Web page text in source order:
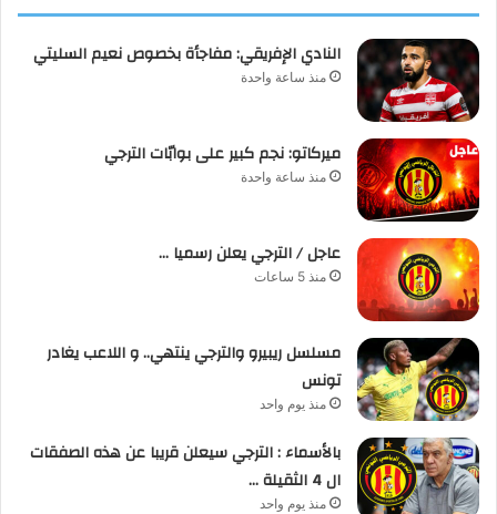
النادي الإفريقي: مفاجأة بخصوص نعيم السليتي
منذ ساعة واحدة
ميركاتو: نجم كبير على بوابّات الترجي
منذ ساعة واحدة
عاجل / الترجي يعلن رسميا …
منذ 5 ساعات
مسلسل ريبيرو والترجي ينتهي.. و اللاعب يغادر
تونس
منذ يوم واحد
بالأسماء : الترجي سيعلن قريبا عن هذه الصفقات
ال 4 الثقيلة …
منذ يوم واحد